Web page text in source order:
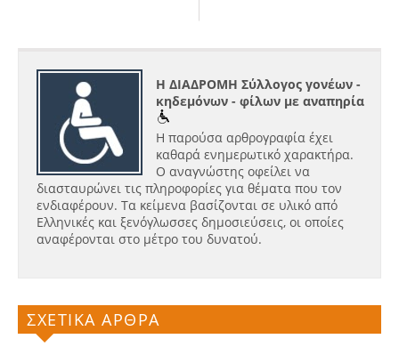
Η ΔΙΑΔΡΟΜΗ Σύλλογος γονέων -
κηδεμόνων - φίλων με αναπηρία
Η παρούσα αρθρογραφία έχει
καθαρά ενημερωτικό χαρακτήρα.
Ο αναγνώστης οφείλει να
διασταυρώνει τις πληροφορίες για θέματα που τον
ενδιαφέρουν. Τα κείμενα βασίζονται σε υλικό από
Ελληνικές και ξενόγλωσσες δημοσιεύσεις, οι οποίες
αναφέρονται στο μέτρο του δυνατού.
ΣΧΕΤΙΚΑ ΑΡΘΡΑ